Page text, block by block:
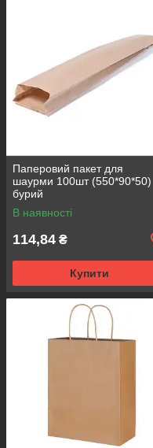
Паперовий пакет для
шаурми 100шт (550*90*50)
бурий
В наявності
114,84 ₴
Купити